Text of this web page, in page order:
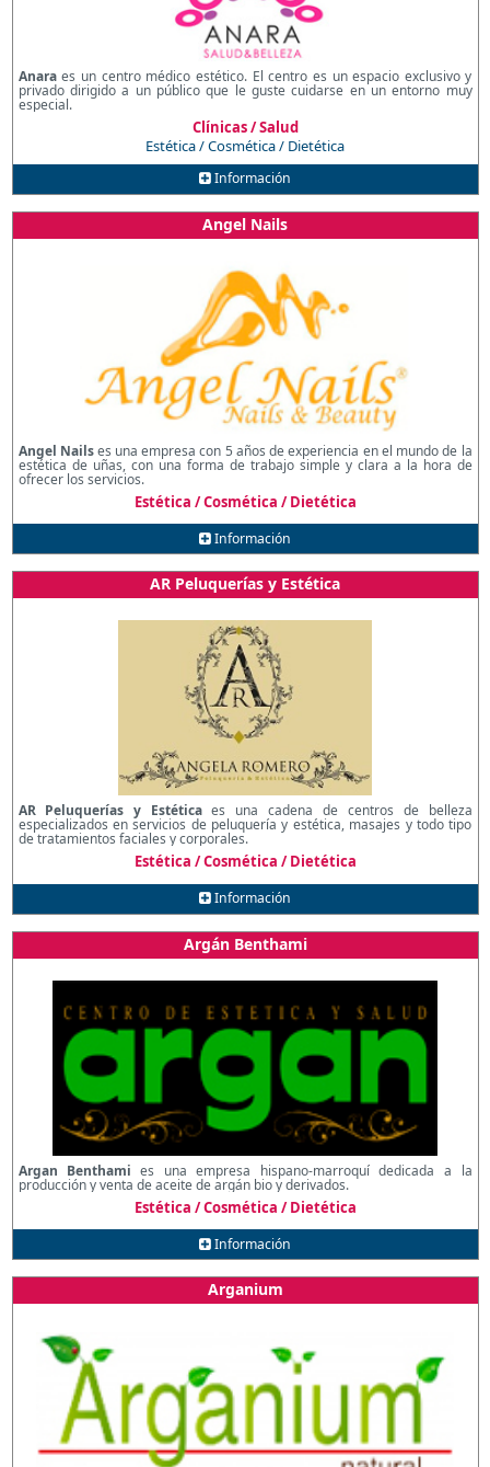
Anaraes un centro médico estético. El centro es un espacio exclusivo y
privado dirigido a un público que le guste cuidarse en un entorno muy
especial.
Clínicas / Salud
Estética / Cosmética / Dietética
Información
Angel Nails
Angel Nailses una empresa con 5 años de experiencia en el mundo de la
estética de uñas, con una forma de trabajo simple y clara a la hora de
ofrecer los servicios.
Estética / Cosmética / Dietética
Información
AR Peluquerías y Estética
AR Peluquerías y Estéticaes una cadena de centros de belleza
especializados en servicios de peluquería y estética, masajes y todo tipo
de tratamientos faciales y corporales.
Estética / Cosmética / Dietética
Información
Argán Benthami
Argan Benthami es una empresa hispano-marroquí dedicada a la
producción y venta de aceite de argán bio y derivados.
Estética / Cosmética / Dietética
Información
Arganium